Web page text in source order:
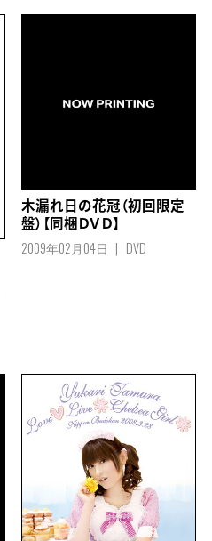
木漏れ日の花冠（初回限定
盤）【同梱ＤＶＤ】
2009年02月04日 DVD